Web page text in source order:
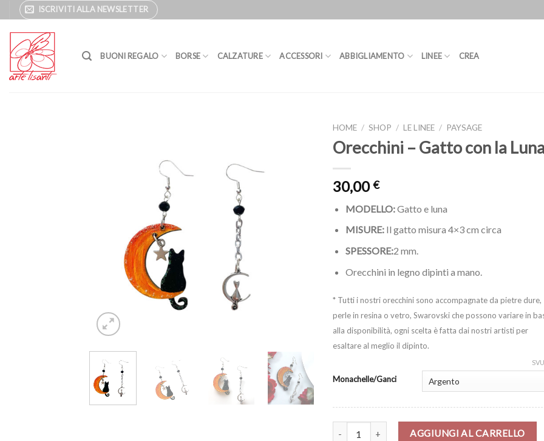
Salta
ai
contenuti
ISCRIVITI ALLA NEWSLETTER
BUONI REGALO BORSE CALZATURE ACCESSORI ABBIGLIAMENTO LINEE CREA
HOME / SHOP / LE LINEE / PAYSAGE
Orecchini – Gatto con la Luna
30,00€
MODELLO:Gatto e luna
MISURE:Il gatto misura 4×3 cm circa
SPESSORE:2 mm.
Orecchini in legno dipinti a mano.
* Tutti i nostri orecchini sono accompagnate da pietre dure,
perle in resina o vetro, Swarovski che possono variare in
alla disponibilità, ogni scelta è fatta dai nostri artisti per
esaltare al meglio il dipinto.
Monachelle/Ganci
Orecchini – Gatto con la Luna quantità
AGGIUNGI AL CARRELLO